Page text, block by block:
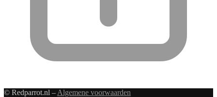
© Redparrot.nl – Algemene voorwaarden